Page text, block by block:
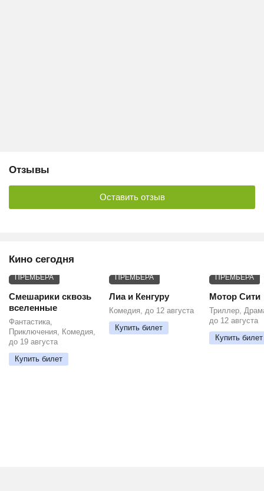
Отзывы
Оставить отзыв
Кино сегодня
ПРЕМЬЕРА
Смешарики сквозь
вселенные
Фантастика,
Приключения, Комедия,
до 19 августа
Купить билет
ПРЕМЬЕРА
Лиа и Кенгуру
Комедия, до 12 августа
Купить билет
ПРЕМЬЕРА
Мотор Сити
Триллер,
до 12 августа
Купить билет